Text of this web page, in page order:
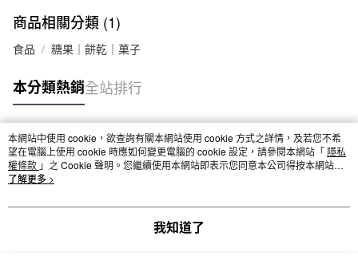
商品相關分類 (1)
食品 糖果｜餅乾｜菓子
本分類熱銷全站排行
熱門標籤
本網站中使用 cookie，欲查詢有關本網站使用 cookie 方式之詳情，及若您不希
望在電腦上使用 cookie 時應如何變更電腦的 cookie 設定，請參閱本網站「 隱私
權條款 」之 Cookie 聲明。您繼續使用本網站即表示您同意本公司得按本網站使
用條款之 Cookie 聲明使用 cookie。
了解更多 >
我知道了